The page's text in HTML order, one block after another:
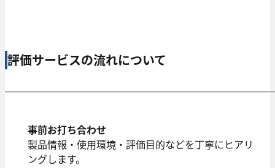
評価サービスの流れについて
事前お打ち合わせ
製品情報・使用環境・評価目的などを丁寧にヒアリ
ングします。